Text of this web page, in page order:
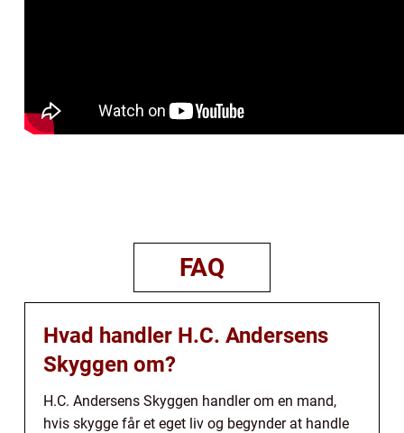
FAQ
Hvad handler H.C. Andersens
Skyggen om?
H.C. Andersens Skyggen handler om en mand,
hvis skygge får et eget liv og begynder at handle